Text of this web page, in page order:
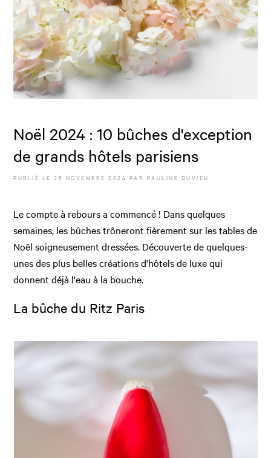
Noël 2024 : 10 bûches d'exception
de grands hôtels parisiens
PUBLIÉ LE25 NOVEMBRE 2024 PAR PAULINE DUVIEU
Le compte à rebours a commencé ! Dans quelques
semaines, les bûches trôneront fièrement sur les tables de
Noël soigneusement dressées. Découverte de quelques-
unes des plus belles créations d'hôtels de luxe qui
donnent déjà l'eau à la bouche.
La bûche du Ritz Paris